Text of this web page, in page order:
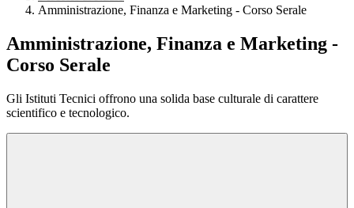
Amministrazione, Finanza e Marketing - Corso Serale
Amministrazione, Finanza e Marketing -
Corso Serale
Gli Istituti Tecnici offrono una solida base culturale di carattere
scientifico e tecnologico.